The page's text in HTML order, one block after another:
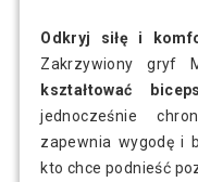
Odkryj siłę i
Zakrzywiony gryf
kształtować
jednocześnie
zapewnia wygodę i
kto chce podnieść